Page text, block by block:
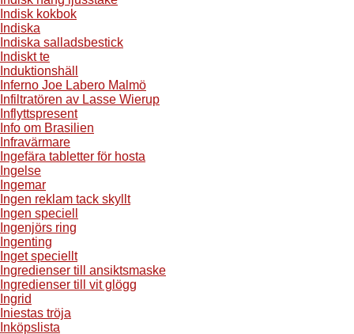
Indisk kokbok
Indiska
Indiska salladsbestick
Indiskt te
Induktionshäll
Inferno Joe Labero Malmö
Infiltratören av Lasse Wierup
Inflyttspresent
Info om Brasilien
Infravärmare
Ingefära tabletter för hosta
Ingelse
Ingemar
Ingen reklam tack skyllt
Ingen speciell
Ingenjörs ring
Ingenting
Inget speciellt
Ingredienser till ansiktsmaske
Ingredienser till vit glögg
Ingrid
Iniestas tröja
Inköpslista